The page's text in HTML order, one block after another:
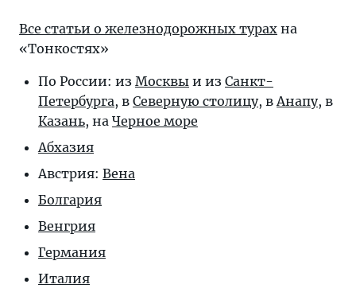
Все статьи о железнодорожных турах на
«Тонкостях»
По России: из Москвы и из Санкт-
Петербурга, в Северную столицу, вАнапу, в
Казань, на Черное море
Абхазия
Австрия: Вена
Болгария
Венгрия
Германия
Италия